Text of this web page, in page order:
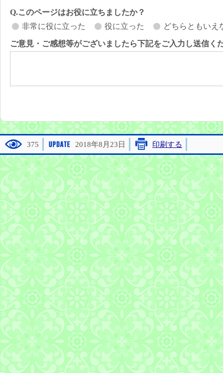
Q.このページはお役に立ちましたか？
非常に役に立った
役に立った どちらともいえ
ご意見・ご感想等がございましたら下記をご入力し送信く
375 2018年8月23日 印刷する